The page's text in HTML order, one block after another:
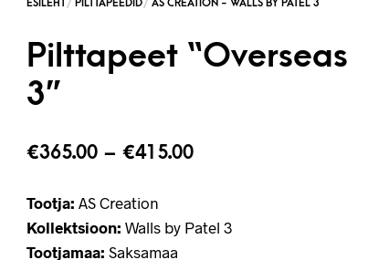
Pilttapeet “Overseas
3”
€365.00 – €415.00
Tootja: AS Creation
Kollektsioon: Walls by Patel 3
Tootjamaa: Saksamaa